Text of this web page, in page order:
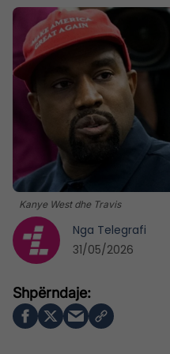
Kanye West dhe Travis
Nga Telegrafi
31/05/2026